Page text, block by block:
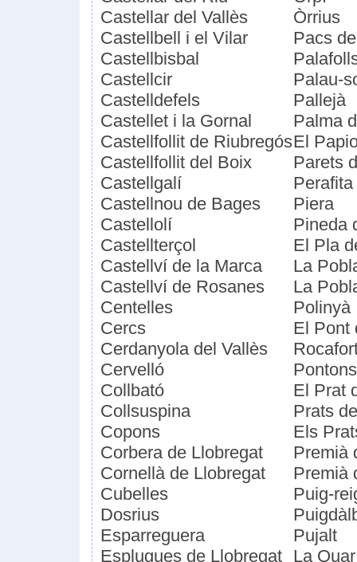
Castellar del Vallès
Castellbell i el Vilar
Castellbisbal
Castellcir
Castelldefels
Castellet i la Gornal
Castellfollit de Riubregós
Castellfollit del Boix
Castellgalí
Castellnou de Bages
Castellolí
Castellterçol
Castellví de la Marca
Castellví de Rosanes
Centelles
Cercs
Cerdanyola del Vallès
Cervelló
Collbató
Collsuspina
Copons
Corbera de Llobregat
Cornellà de Llobregat
Cubelles
Dosrius
Esparreguera
Esplugues de Llobregat
Òrrius
Pacs
Palau-
Pallejà
Palma
El
Parets
Perafita
Piera
Pineda
El Pla
La
La
Polinyà
El Pont
Pontons
El Prat
Prats
Els
Premià
Premià
Puig-
Pujalt
La Quar